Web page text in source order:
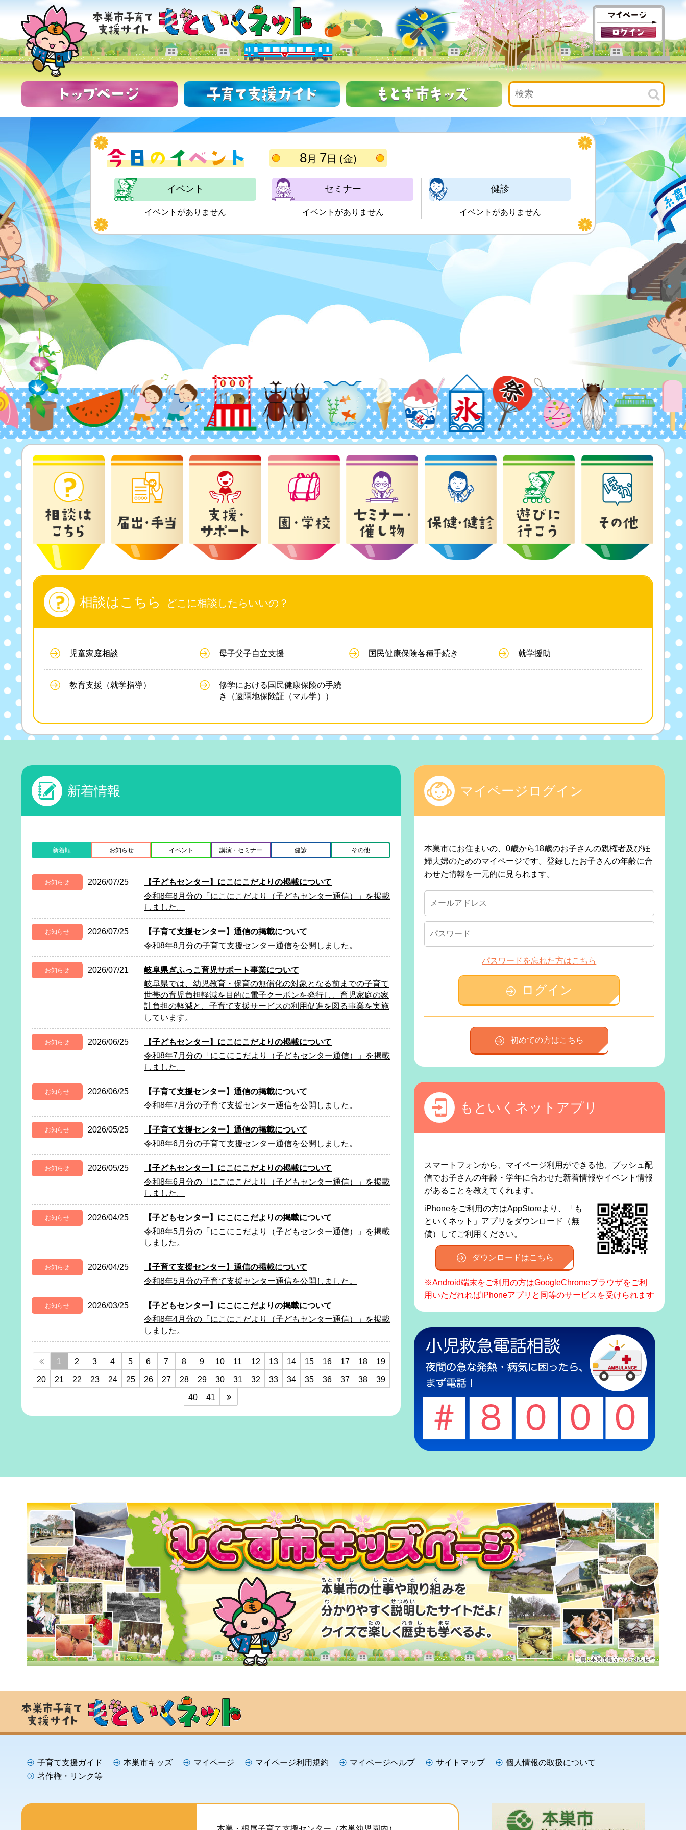
8 7 金
イベント
イベントがありません
セミナー
イベントがありません
健診
イベントがありません
相談はこちら どこに相談したらいいの？
児童家庭相談 母子父子自立支援 国民健康保険各種手続き 就学援助
教育支援（就学指導）
修学における国民健康保険の手続
き（遠隔地保険証（マル学））
新着情報
新着順 お知らせ イベント 講演・セミナー 健診 その他
お知らせ 2026/07/25
【子どもセンター】にこにこだよりの掲載について
令和8年8月分の「にこにこだより（子どもセンター通信）」を掲載
しました。
お知らせ 2026/07/25
【子育て支援センター】通信の掲載について
令和8年8月分の子育て支援センター通信を公開しました。
お知らせ 2026/07/21
岐阜県ぎふっこ育児サポート事業について
岐阜県では、幼児教育・保育の無償化の対象となる前までの子育て
世帯の育児負担軽減を目的に電子クーポンを発行し、育児家庭の家
計負担の軽減と、子育て支援サービスの利用促進を図る事業を実施
しています。
お知らせ 2026/06/25
【子どもセンター】にこにこだよりの掲載について
令和8年7月分の「にこにこだより（子どもセンター通信）」を掲載
しました。
お知らせ 2026/06/25
【子育て支援センター】通信の掲載について
令和8年7月分の子育て支援センター通信を公開しました。
お知らせ 2026/05/25
【子育て支援センター】通信の掲載について
令和8年6月分の子育て支援センター通信を公開しました。
お知らせ 2026/05/25
【子どもセンター】にこにこだよりの掲載について
令和8年6月分の「にこにこだより（子どもセンター通信）」を掲載
しました。
お知らせ 2026/04/25
【子どもセンター】にこにこだよりの掲載について
令和8年5月分の「にこにこだより（子どもセンター通信）」を掲載
しました。
お知らせ 2026/04/25
【子育て支援センター】通信の掲載について
令和8年5月分の子育て支援センター通信を公開しました。
お知らせ 2026/03/25
【子どもセンター】にこにこだよりの掲載について
令和8年4月分の「にこにこだより（子どもセンター通信）」を掲載
しました。
1 2 3 4 5 6 7 8 9 10 11 12 13 14 15 16 17 18 19
20 21 22 23 24 25 26 27 28 29 30 31 32 33 34 35 36 37 38 39
40 41
マイページログイン
本巣市にお住まいの、0歳から18歳のお子さんの親権者及び妊
婦夫婦のためのマイページです。登録したお子さんの年齢に合
わせた情報を一元的に見られます。
パスワードを忘れた方はこちら
ログイン
初めての方はこちら
もといくネットアプリ
スマートフォンから、マイページ利用ができる他、プッシュ配
信でお子さんの年齢・学年に合わせた新着情報やイベント情報
があることを教えてくれます。
iPhoneをご利用の方はAppStoreより、「も
といくネット」アプリをダウンロード（無
償）してご利用ください。
ダウンロードはこちら
※Android端末をご利用の方はGoogleChromeブラウザをご利
用いただれればiPhoneアプリと同等のサービスを受けられます
子育て支援ガイド 本巣市キッズ マイページ マイページ利用規約 マイページヘルプ サイトマップ
個人情報の取扱について
著作権・リンク等